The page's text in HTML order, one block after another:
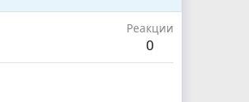
Реакции
0